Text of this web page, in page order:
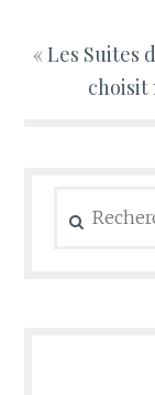
« Les Suites
choisit